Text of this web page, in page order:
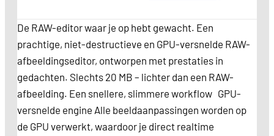
De RAW-editor waar je op hebt gewacht. Een
prachtige, niet-destructieve en GPU-versnelde RAW-
afbeeldingseditor, ontworpen met prestaties in
gedachten. Slechts 20 MB – lichter dan een RAW-
afbeelding. Een snellere, slimmere workflow GPU-
versnelde engine Alle beeldaanpassingen worden op
de GPU verwerkt, waardoor je direct realtime